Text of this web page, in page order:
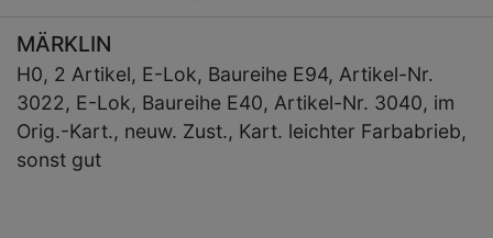
MÄRKLIN
H0, 2 Artikel, E-Lok, Baureihe E94, Artikel-Nr.
3022, E-Lok, Baureihe E40, Artikel-Nr. 3040, im
Orig.-Kart., neuw. Zust., Kart. leichter Farbabrieb,
sonst gut